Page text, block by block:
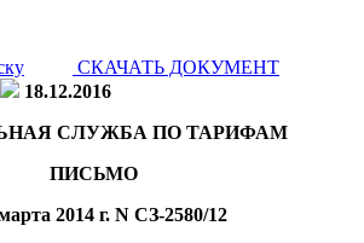
СКАЧАТЬ ДОКУМЕНТ
18.12.2016
СЛУЖБА ПО ТАРИФАМ
ПИСЬМО
2014 г. N СЗ-2580/12